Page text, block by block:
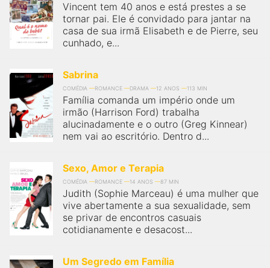
Vincent tem 40 anos e está prestes a se
tornar pai. Ele é convidado para jantar na
casa de sua irmã Elisabeth e de Pierre, seu
cunhado, e...
Sabrina
COMÉDIA ROMANCE DRAMA 12 ANOS 113 MIN
Família comanda um império onde um
irmão (Harrison Ford) trabalha
alucinadamente e o outro (Greg Kinnear)
nem vai ao escritório. Dentro d...
Sexo, Amor e Terapia
COMÉDIA ROMANCE 14 ANOS 87 MIN
Judith (Sophie Marceau) é uma mulher que
vive abertamente a sua sexualidade, sem
se privar de encontros casuais
cotidianamente e desacost...
Um Segredo em Família